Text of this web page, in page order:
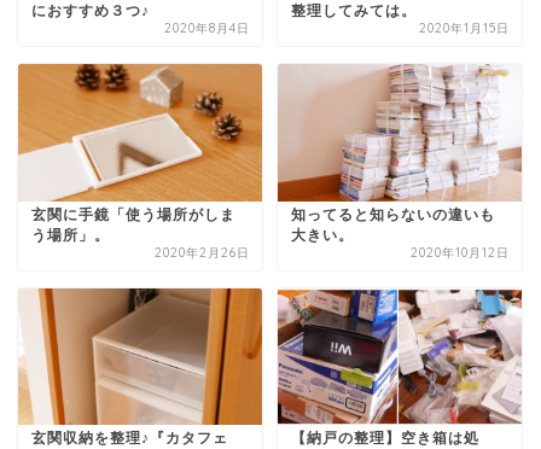
におすすめ３つ♪
2020年8月4日
整理してみては。
2020年1月15日
玄関に手鏡「使う場所がしま
う場所」。
2020年2月26日
知ってると知らないの違いも
大きい。
2020年10月12日
玄関収納を整理♪『カタフェ
【納戸の整理】空き箱は処